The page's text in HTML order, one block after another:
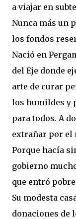
a viajar en
Nunca más un
los fondos
Nació en
del Eje donde
arte de curar
los humildes y
para todos. A
extrañar por el
Porque hacía
gobierno
que entró
Su modesta
donaciones de